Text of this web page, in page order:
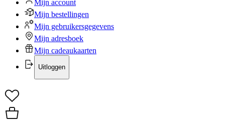
Mijn account
Mijn bestellingen
Mijn gebruikersgegevens
Mijn adresboek
Mijn cadeaukaarten
Uitloggen